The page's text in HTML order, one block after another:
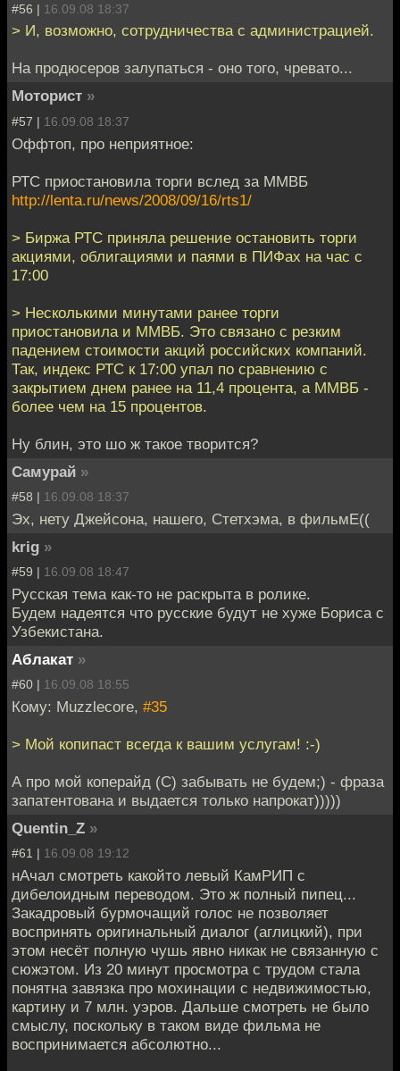
#56 | 16.09.08 18:37
> И, возможно, сотрудничества с администрацией.
На продюсеров залупаться - оно того, чревато...
Моторист »
#57 | 16.09.08 18:37
Оффтоп, про неприятное:
РТС приостановила торги вслед за ММВБ
http://lenta.ru/news/2008/09/16/rts1/
> Биржа РТС приняла решение остановить торги
акциями, облигациями и паями в ПИФах на час с
17:00
> Несколькими минутами ранее торги
приостановила и ММВБ. Это связано с резким
падением стоимости акций российских компаний.
Так, индекс РТС к 17:00 упал по сравнению с
закрытием днем ранее на 11,4 процента, а ММВБ -
более чем на 15 процентов.
Ну блин, это шо ж такое творится?
Самурай »
#58 | 16.09.08 18:37
Эх, нету Джейсона, нашего, Стетхэма, в фильмЕ((
krig »
#59 | 16.09.08 18:47
Русская тема как-то не раскрыта в ролике.
Будем надеятся что русские будут не хуже Бориса с
Узбекистана.
Аблакат »
#60 | 16.09.08 18:55
Кому: Muzzlecore, #35
> Мой копипаст всегда к вашим услугам! :-)
А про мой коперайд (С) забывать не будем;) - фраза
запатентована и выдается только напрокат)))))
Quentin_Z »
#61 | 16.09.08 19:12
нАчал смотреть какойто левый КамРИП с
дибелоидным переводом. Это ж полный пипец...
Закадровый бурмочащий голос не позволяет
воспринять оригинальный диалог (аглицкий), при
этом несёт полную чушь явно никак не связанную с
сюжэтом. Из 20 минут просмотра с трудом стала
понятна завязка про мохинации с недвижимостью,
картину и 7 млн. уэров. Дальше смотреть не было
смыслу, поскольку в таком виде фильма не
воспринимается абсолютно...